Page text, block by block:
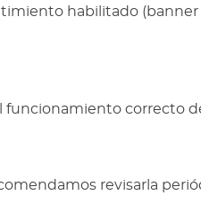
habilitado (banner
correcto
revisarla